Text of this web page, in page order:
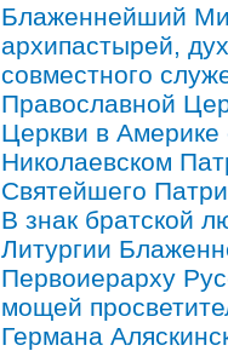
Блаженнейший
архипастырей,
совместного
Православной
Церкви в Америке
Николаевском
Святейшего
В знак братской
Литургии
Первоиерарху
мощей
Германа